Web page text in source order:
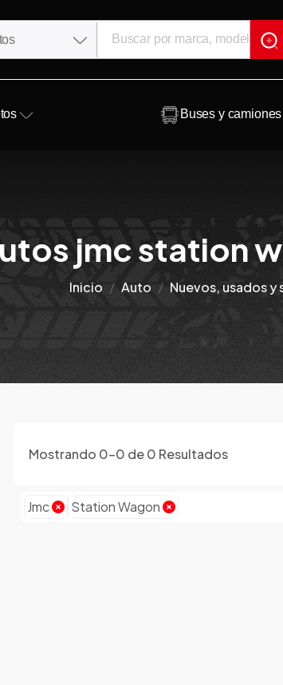
Buses y camiones
jmc station
Inicio Auto Nuevos, usados y
Mostrando 0-0 de0 Resultados
Jmc
Station Wagon